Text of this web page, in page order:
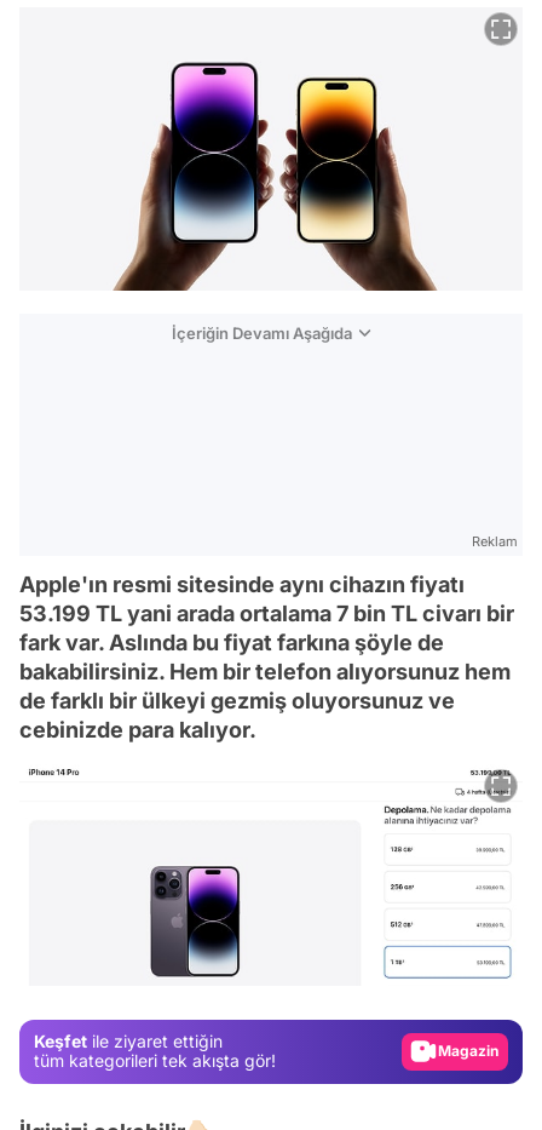
İçeriğin Devamı Aşağıda
Reklam
Apple'ın resmi sitesinde aynı cihazın fiyatı
53.199 TL yani arada ortalama 7 bin TL civarı bir
fark var. Aslında bu fiyat farkına şöyle de
bakabilirsiniz. Hem bir telefon alıyorsunuz hem
de farklı bir ülkeyi gezmiş oluyorsunuz ve
cebinizde para kalıyor.
Keşfet ile ziyaret ettiğin
tüm kategorileri tek akışta gör!
Video
Test
Magazin